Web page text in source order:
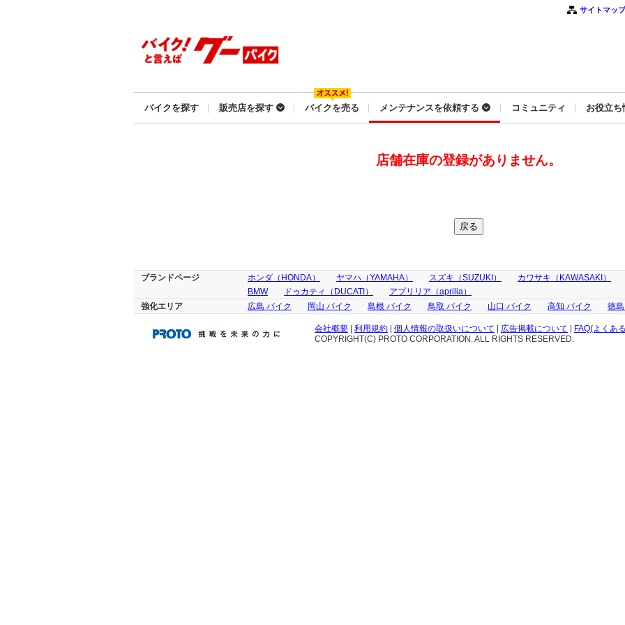
サイトマップ
バイクを探す 販売店を探す バイクを売る メンテナンスを依頼する コミュニティ お役立ち
店舗在庫の登録がありません。
ブランドページ ホンダ（HONDA） ヤマハ（YAMAHA） スズキ（SUZUKI） カワサキ（KAWASAKI）
BMW
ドゥカティ（DUCATI）
アプリリア（aprilia）
強化エリア
広島 バイク 岡山 バイク 島根 バイク 鳥取 バイク 山口 バイク 高知 バイク 徳
会社概要 利用規約 個人情報の取扱いについて 広告掲載について FAQ(よくあ
COPYRIGHT(C) PROTO CORPORATION. ALL RIGHTS RESERVED.